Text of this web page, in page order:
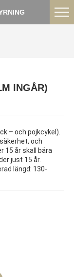
INGÅR)
– och pojkcykel).
och
15 år skall bära
just 15 år.
längd: 130-